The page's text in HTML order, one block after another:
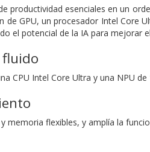
productividad esenciales en un
GPU, un procesador Intel Core
el potencial de la IA para mejorar
CPU Intel Core Ultra y una NPU de
flexibles, y amplía la